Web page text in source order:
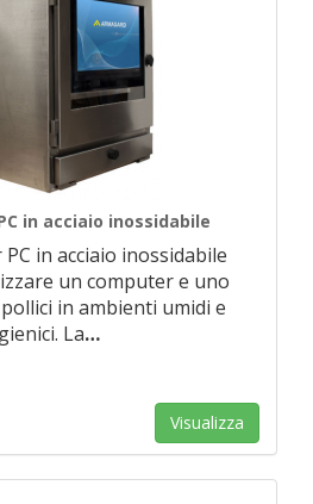
in acciaio inossidabile
in acciaio inossidabile
un computer e uno
in ambienti umidi e
La…
Visualizza